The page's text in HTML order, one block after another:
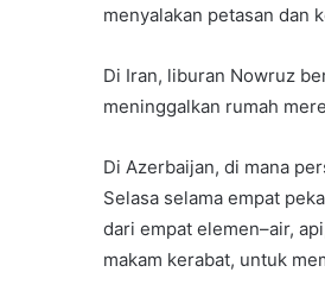
menyalakan petasan dan
Di Iran, liburan Nowruz
meninggalkan rumah
Di Azerbaijan, di mana
Selasa selama empat
dari empat elemen–air,
makam kerabat, untuk